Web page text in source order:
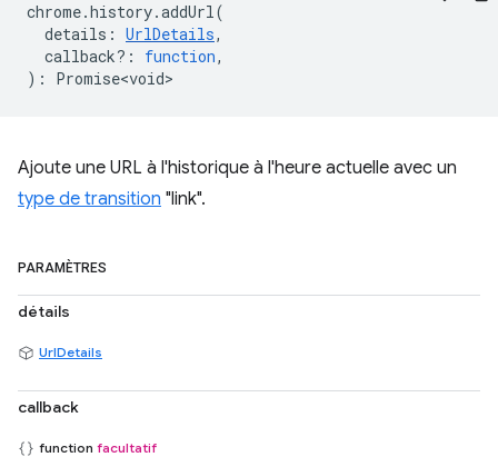
chrome.history.addUrl(
details : UrlDetails,
callback? : function,
) : Promise<void>
Ajoute une URL à l'historique à l'heure actuelle avec un
type de transition "link".
PARAMÈTRES
détails
UrlDetails
callback
function facultatif